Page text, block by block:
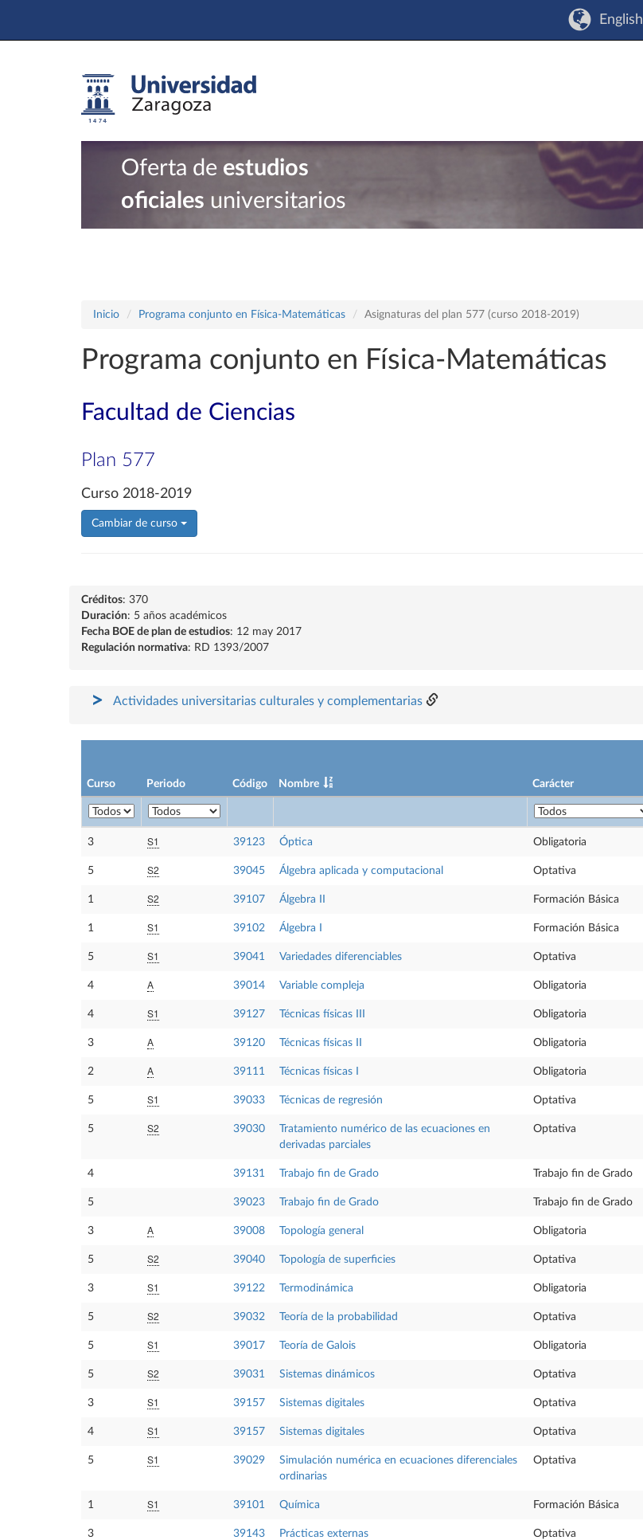
English
Oferta de estudios
oficiales universitarios
Inicio Programa conjunto en Física-Matemáticas Asignaturas del plan 577 (curso 2018-2019)
Programa conjunto en Física-Matemáticas
Facultad de Ciencias
Plan 577
Curso 2018-2019
Cambiar de curso
Créditos: 370
Duración: 5 años académicos
Fecha BOE de plan de estudios: 12 may 2017
Regulación normativa: RD 1393/2007
Actividades universitarias culturales y complementarias
Curso Periodo Código Nombre Carácter
3 S1 39123 Óptica Obligatoria
5 S2 39045 Álgebra aplicada y computacional Optativa
1 S2 39107 Álgebra II Formación Básica
1 S1 39102 Álgebra I Formación Básica
5 S1 39041 Variedades diferenciables Optativa
4 A 39014 Variable compleja Obligatoria
4 S1 39127 Técnicas físicas III Obligatoria
3 A 39120 Técnicas físicas II Obligatoria
2 A 39111 Técnicas físicas I Obligatoria
5 S1 39033 Técnicas de regresión Optativa
5 S2 39030
Tratamiento numérico de las ecuaciones en
derivadas parciales
Optativa
4 39131 Trabajo fin de Grado Trabajo fin de Grado
5 39023 Trabajo fin de Grado Trabajo fin de Grado
3 A 39008 Topología general Obligatoria
5 S2 39040 Topología de superficies Optativa
3 S1 39122 Termodinámica Obligatoria
5 S2 39032 Teoría de la probabilidad Optativa
5 S1 39017 Teoría de Galois Obligatoria
5 S2 39031 Sistemas dinámicos Optativa
3 S1 39157 Sistemas digitales Optativa
4 S1 39157 Sistemas digitales Optativa
5 S1 39029
Simulación numérica en ecuaciones diferenciales
ordinarias
Optativa
1 S1 39101 Química Formación Básica
3 39143 Prácticas externas Optativa